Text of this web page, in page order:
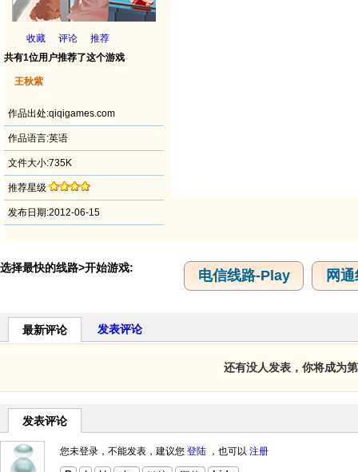
收藏 评论
推荐
共有1位用户推荐了这个游戏
王秋紫
作品出处:qiqigames.com
作品语言:英语
文件大小:735K
推荐星级
发布日期:2012-06-15
选择最快的线路>开始游戏: 电信线路-Play 网
最新评论 发表评论
还有没人发表，你将成为
发表评论
您未登录，不能发表，建议您 登陆 ，也可以 注册